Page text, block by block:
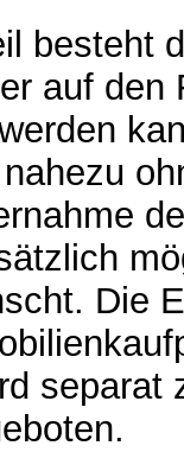
besteht
auf den
Die
separat